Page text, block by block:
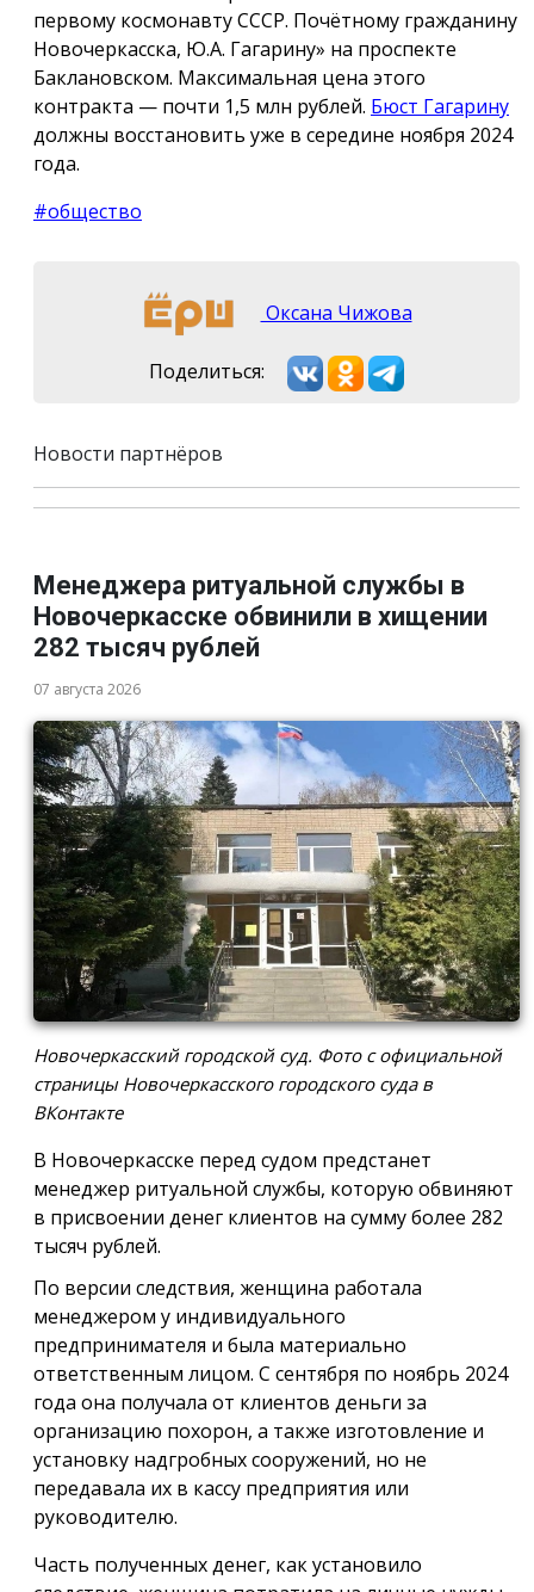
первому космонавту СССР. Почётному гражданину
Новочеркасска, Ю.А. Гагарину» на проспекте
Баклановском. Максимальная цена этого
контракта — почти 1,5 млн рублей. Бюст Гагарину
должны восстановить уже в середине ноября 2024
года.
#общество
Оксана Чижова
Поделиться:
Новости партнёров
Менеджера ритуальной службы в
Новочеркасске обвинили в хищении
282 тысяч рублей
07 августа 2026
Новочеркасский городской суд. Фото с официальной
страницы Новочеркасского городского суда в
ВКонтакте
В Новочеркасске перед судом предстанет
менеджер ритуальной службы, которую обвиняют
в присвоении денег клиентов на сумму более 282
тысяч рублей.
По версии следствия, женщина работала
менеджером у индивидуального
предпринимателя и была материально
ответственным лицом. С сентября по ноябрь 2024
года она получала от клиентов деньги за
организацию похорон, а также изготовление и
установку надгробных сооружений, но не
передавала их в кассу предприятия или
руководителю.
Часть полученных денег, как установило